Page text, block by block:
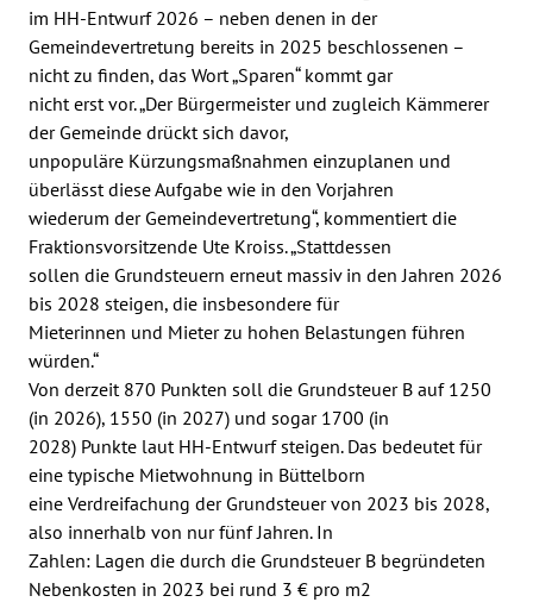
im HH-Entwurf 2026 – neben denen in der
Gemeindevertretung bereits in 2025 beschlossenen –
nicht zu finden, das Wort „Sparen“ kommt gar
nicht erst vor. „Der Bürgermeister und zugleich Kämmerer
der Gemeinde drückt sich davor,
unpopuläre Kürzungsmaßnahmen einzuplanen und
überlässt diese Aufgabe wie in den Vorjahren
wiederum der Gemeindevertretung“, kommentiert die
Fraktionsvorsitzende Ute Kroiss. „Stattdessen
sollen die Grundsteuern erneut massiv in den Jahren 2026
bis 2028 steigen, die insbesondere für
Mieterinnen und Mieter zu hohen Belastungen führen
würden.“
Von derzeit 870 Punkten soll die Grundsteuer B auf 1250
(in 2026), 1550 (in 2027) und sogar 1700 (in
2028) Punkte laut HH-Entwurf steigen. Das bedeutet für
eine typische Mietwohnung in Büttelborn
eine Verdreifachung der Grundsteuer von 2023 bis 2028,
also innerhalb von nur fünf Jahren. In
Zahlen: Lagen die durch die Grundsteuer B begründeten
Nebenkosten in 2023 bei rund 3 € pro m2